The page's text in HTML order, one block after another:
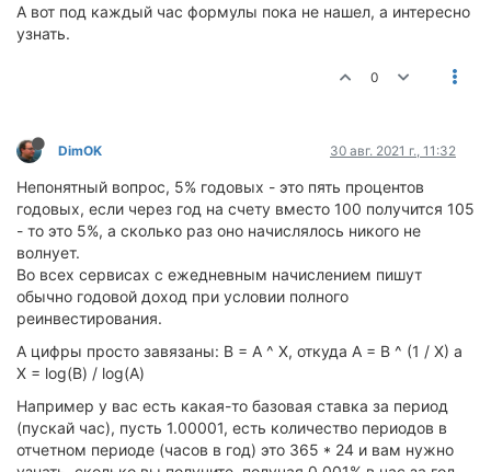
А вот под каждый час формулы пока не нашел, а интересно
узнать.
0
DimOK 30 авг. 2021 г., 11:32
Непонятный вопрос, 5% годовых - это пять процентов
годовых, если через год на счету вместо 100 получится 105
- то это 5%, а сколько раз оно начислялось никого не
волнует.
Во всех сервисах с ежедневным начислением пишут
обычно годовой доход при условии полного
реинвестирования.
А цифры просто завязаны: B = A ^ X, откуда A = B ^ (1 / X) а
X = log(B) / log(A)
Например у вас есть какая-то базовая ставка за период
(пускай час), пусть 1.00001, есть количество периодов в
отчетном периоде (часов в год) это 365 * 24 и вам нужно